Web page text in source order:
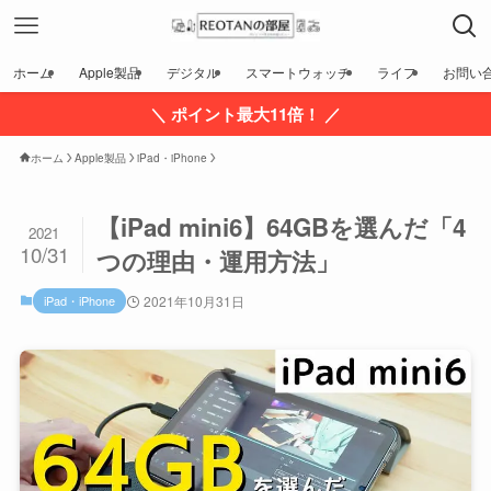
ホーム Apple製品 デジタル スマートウォッチ ライフ お問い
＼ ポイント最大11倍！ ／
ホーム Apple製品 iPad・iPhone
【iPad mini6】64GBを選んだ「4
つの理由・運用方法」
2021
10/31
iPad・iPhone 2021年10月31日